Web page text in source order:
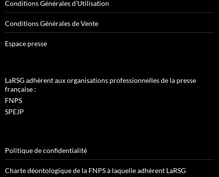
Conditions Générales d’Utilisation
Conditions Générales de Vente
Espace presse
LaRSG adhèrent aux organisations professionnelles de la presse
française :
FNPS
SPEJP
Politique de confidentialité
Charte déontologique de la FNPS à laquelle adhèrent LaRSG